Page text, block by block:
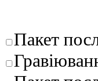
Пакет